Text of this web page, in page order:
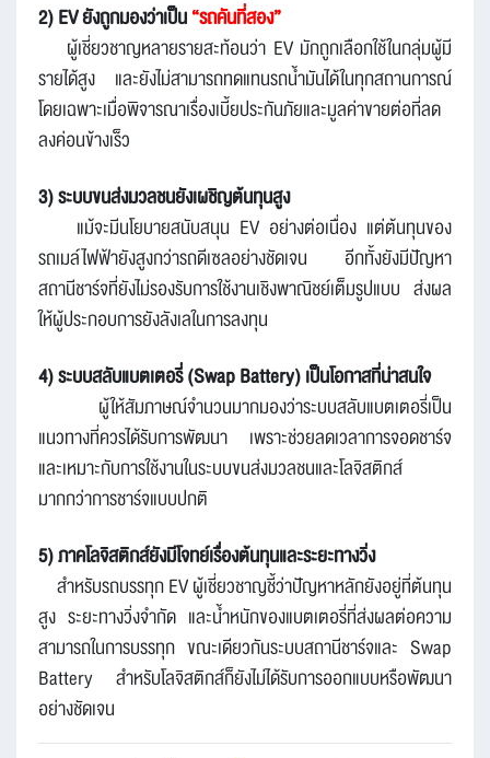
2) EV ยังถูกมองว่าเป็น“รถคันที่สอง”
ผู้เชี่ยวชาญหลายรายสะท้อนว่า EV มักถูกเลือกใช้ในกลุ่มผู้มี
รายได้สูง และยังไม่สามารถทดแทนรถน้ำมันได้ในทุกสถานการณ์
โดยเฉพาะเมื่อพิจารณาเรื่องเบี้ยประกันภัยและมูลค่าขายต่อที่ลด
ลงค่อนข้างเร็ว
3) ระบบขนส่งมวลชนยังเผชิญต้นทุนสูง
แม้จะมีนโยบายสนับสนุน EV อย่างต่อเนื่อง แต่ต้นทุนของ
รถเมล์ไฟฟ้ายังสูงกว่ารถดีเซลอย่างชัดเจน อีกทั้งยังมีปัญหา
สถานีชาร์จที่ยังไม่รองรับการใช้งานเชิงพาณิชย์เต็มรูปแบบ ส่งผล
ให้ผู้ประกอบการยังลังเลในการลงทุน
4) ระบบสลับแบตเตอรี่ (Swap Battery) เป็นโอกาสที่น่าสนใจ
ผู้ให้สัมภาษณ์จำนวนมากมองว่าระบบสลับแบตเตอรี่เป็น
แนวทางที่ควรได้รับการพัฒนา เพราะช่วยลดเวลาการจอดชาร์จ
และเหมาะกับการใช้งานในระบบขนส่งมวลชนและโลจิสติกส์
มากกว่าการชาร์จแบบปกติ
5) ภาคโลจิสติกส์ยังมีโจทย์เรื่องต้นทุนและระยะทางวิ่ง
สำหรับรถบรรทุก EV ผู้เชี่ยวชาญชี้ว่าปัญหาหลักยังอยู่ที่ต้นทุน
สูง ระยะทางวิ่งจำกัด และน้ำหนักของแบตเตอรี่ที่ส่งผลต่อความ
สามารถในการบรรทุก ขณะเดียวกันระบบสถานีชาร์จและ Swap
Battery สำหรับโลจิสติกส์ก็ยังไม่ได้รับการออกแบบหรือพัฒนา
อย่างชัดเจน